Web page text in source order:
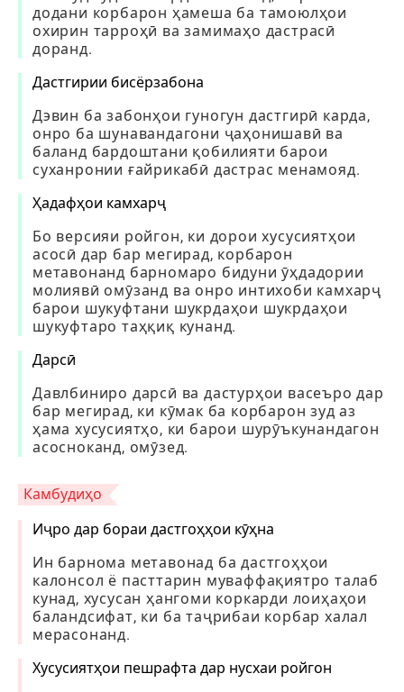
додани корбарон ҳамеша ба тамоюлҳои
охирин тарроҳӣ ва замимаҳо дастрасӣ
доранд.
Дастгирии бисёрзабона
Дэвин ба забонҳои гуногун дастгирӣ карда,
онро ба шунавандагони ҷаҳонишавӣ ва
баланд бардоштани қобилияти барои
суханронии ғайрикабӣ дастрас менамояд.
Ҳадафҳои камхарҷ
Бо версияи ройгон, ки дорои хусусиятҳои
асосӣ дар бар мегирад, корбарон
метавонанд барномаро бидуни ӯҳдадории
молиявӣ омӯзанд ва онро интихоби камхарҷ
барои шукуфтани шукрдаҳои шукрдаҳои
шукуфтаро таҳқиқ кунанд.
Дарсӣ
Давлбиниро дарсӣ ва дастурҳои васеъро дар
бар мегирад, ки кӯмак ба корбарон зуд аз
ҳама хусусиятҳо, ки барои шурӯъкунандагон
асосноканд, омӯзед.
Камбудиҳо
Иҷро дар бораи дастгоҳҳои кӯҳна
Ин барнома метавонад ба дастгоҳҳои
калонсол ё пасттарин муваффақиятро талаб
кунад, хусусан ҳангоми коркарди лоиҳаҳои
баландсифат, ки ба таҷрибаи корбар халал
мерасонанд.
Хусусиятҳои пешрафта дар нусхаи ройгон